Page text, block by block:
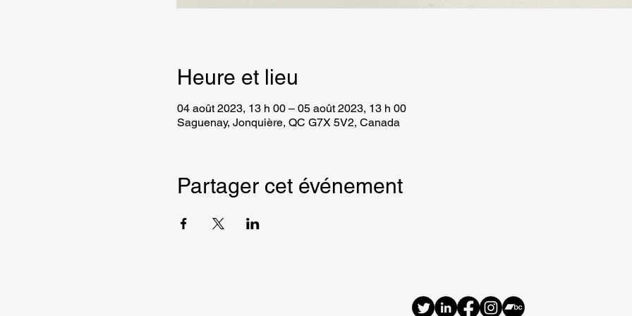
Heure et lieu
04 août 2023, 13 h 00 – 05 août 2023, 13 h 00
Saguenay, Jonquière, QC G7X 5V2, Canada
Partager cet événement